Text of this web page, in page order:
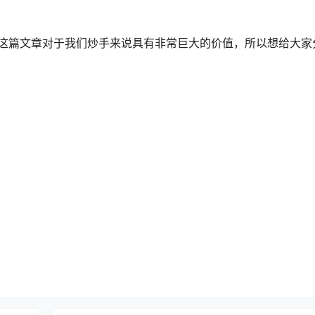
篇文章对于我们炒手来说具有非常巨大的价值，所以想给大家